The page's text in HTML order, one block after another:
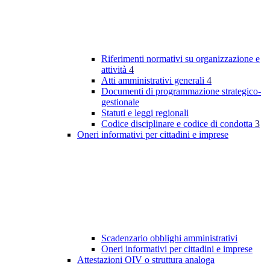
Riferimenti normativi su organizzazione e
attività 4
Atti amministrativi generali 4
Documenti di programmazione strategico-
gestionale
Statuti e leggi regionali
Codice disciplinare e codice di condotta 3
Oneri informativi per cittadini e imprese
Scadenzario obblighi amministrativi
Oneri informativi per cittadini e imprese
Attestazioni OIV o struttura analoga